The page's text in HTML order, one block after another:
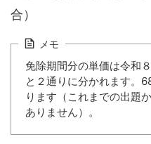
合）
メモ
免除期間分の単価は令和
と２通りに分かれます。
ります（これまでの出題
ありません）。